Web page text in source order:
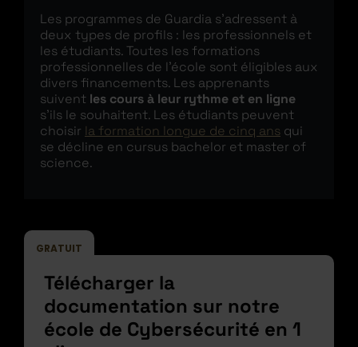
Les programmes de Guardia s’adressent à
deux types de profils : les professionnels et
les étudiants. Toutes les formations
professionnelles de l’école sont éligibles aux
divers financements. Les apprenants
suivent les cours à leur rythme et en ligne
s’ils le souhaitent. Les étudiants peuvent
choisir la formation longue de cinq ans qui
se décline en cursus bachelor et master of
science.
GRATUIT
Télécharger la
documentation sur notre
école de Cybersécurité en 1